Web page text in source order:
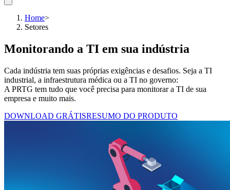
Home>
Setores
Monitorando a TI em sua indústria
Cada indústria tem suas próprias exigências e desafios. Seja a TI
industrial, a infraestrutura médica ou a TI no governo:
A PRTG tem tudo que você precisa para monitorar a TI de sua
empresa e muito mais.
DOWNLOAD GRÁTISRESUMO DO PRODUTO